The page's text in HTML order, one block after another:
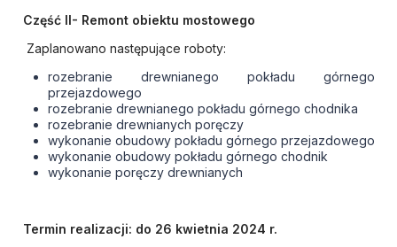
Część II- Remont obiektu mostowego
Zaplanowano następujące roboty:
rozebranie drewnianego pokładu górnego
przejazdowego
rozebranie drewnianego pokładu górnego chodnika
rozebranie drewnianych poręczy
wykonanie obudowy pokładu górnego przejazdowego
wykonanie obudowy pokładu górnego chodnik
wykonanie poręczy drewnianych
Termin realizacji: do 26 kwietnia 2024 r.